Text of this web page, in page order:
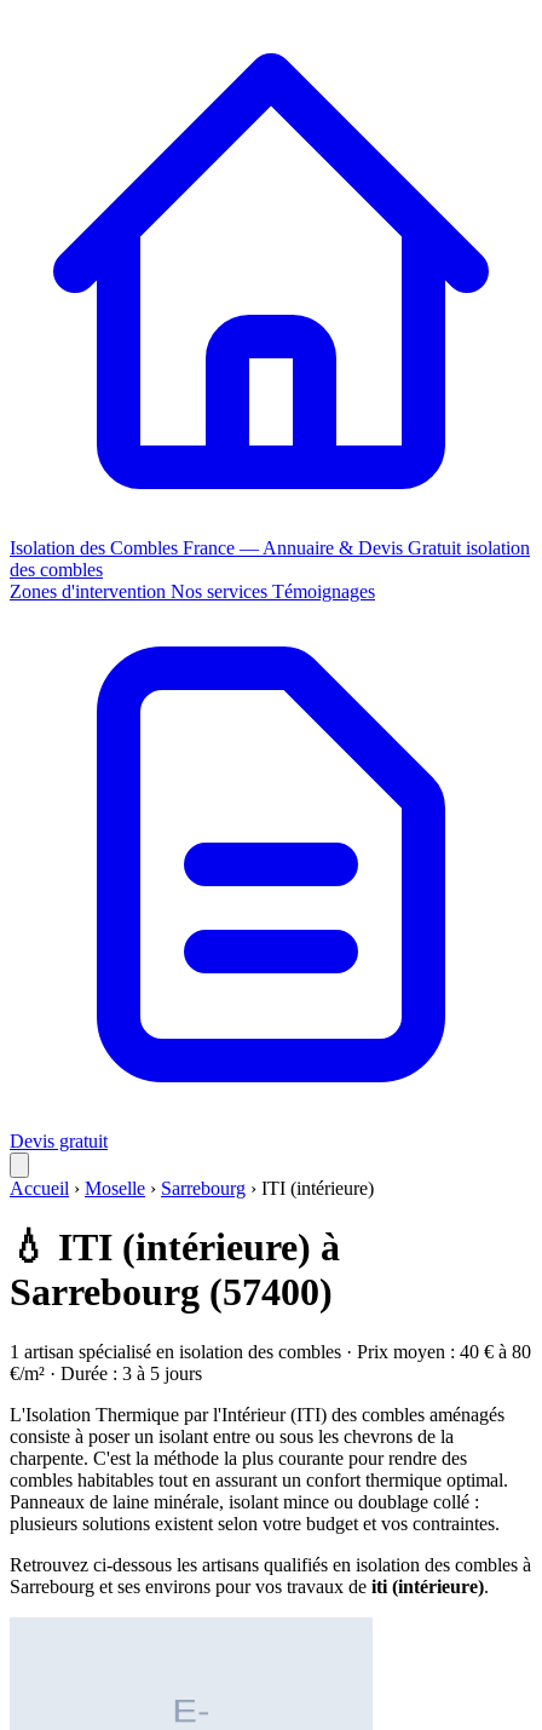
Isolation des Combles France — Annuaire & Devis Gratuit isolation
des combles
Zones d'intervention Nos services Témoignages
Devis gratuit
Accueil › Moselle › Sarrebourg › ITI (intérieure)
💧 ITI (intérieure) à
Sarrebourg (57400)
1 artisan spécialisé en isolation des combles · Prix moyen : 40 € à 80
€/m² · Durée : 3 à 5 jours
L'Isolation Thermique par l'Intérieur (ITI) des combles aménagés
consiste à poser un isolant entre ou sous les chevrons de la
charpente. C'est la méthode la plus courante pour rendre des
combles habitables tout en assurant un confort thermique optimal.
Panneaux de laine minérale, isolant mince ou doublage collé :
plusieurs solutions existent selon votre budget et vos contraintes.
Retrouvez ci-dessous les artisans qualifiés en isolation des combles à
Sarrebourg et ses environs pour vos travaux de iti (intérieure).